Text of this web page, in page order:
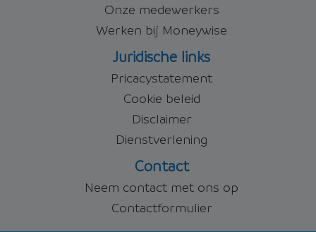
Onze medewerkers
Werken bij Moneywise
Juridische links
Pricacystatement
Cookie beleid
Disclaimer
Dienstverlening
Contact
Neem contact met ons op
Contactformulier